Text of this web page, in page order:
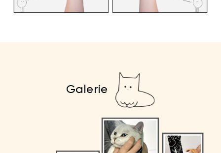
Galerie